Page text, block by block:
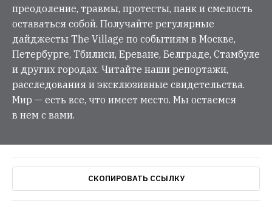
преодоление, травмы, протесты, панк и смелость
оставаться собой. Получайте регулярные
дайджесты The Village по событиям в Москве,
Петербурге, Тбилиси, Ереване, Белграде, Стамбуле
и других городах. Читайте наши репортажи,
расследования и эксклюзивные свидетельства.
Мир — есть все, что имеет место. Мы остаемся
в нем с вами.
СКОПИРОВАТЬ ССЫЛКУ